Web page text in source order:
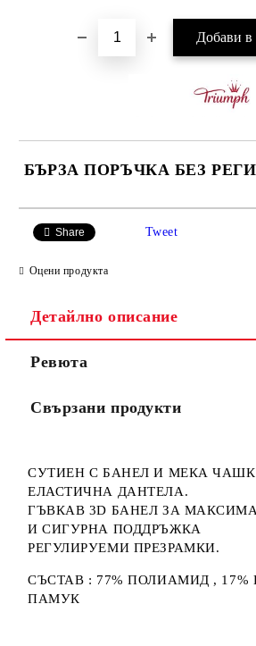
БЪРЗА ПОРЪЧКА БЕЗ
Share Tweet
Оцени продукта
Детайлно описание
Ревюта
Свързани продукти
СУТИЕН С БАНЕЛ И МЕКА
ЕЛАСТИЧНА ДАНТЕЛА.
ГЪВКАВ 3D БАНЕЛ ЗА
И СИГУРНА ПОДДРЪЖКА
РЕГУЛИРУЕМИ ПРЕЗРАМКИ.
СЪСТАВ : 77% ПОЛИАМИД , 17%
ПАМУК